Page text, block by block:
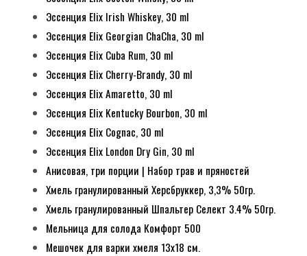
Эссенция Elix Irish Whiskey, 30 ml
Эссенция Elix Georgian ChaCha, 30 ml
Эссенция Elix Cuba Rum, 30 ml
Эссенция Elix Cherry-Brandy, 30 ml
Эссенция Elix Amaretto, 30 ml
Эссенция Elix Kentucky Bourbon, 30 ml
Эссенция Elix Cognac, 30 ml
Эссенция Elix London Dry Gin, 30 ml
Анисовая, три порции | Набор трав и пряностей
Хмель гранулированный Херсбруккер, 3,3% 50гр.
Хмель гранулированный Шпальтер Селект 3.4% 50гр.
Мельница для солода Комфорт 500
Мешочек для варки хмеля 13х18 см.